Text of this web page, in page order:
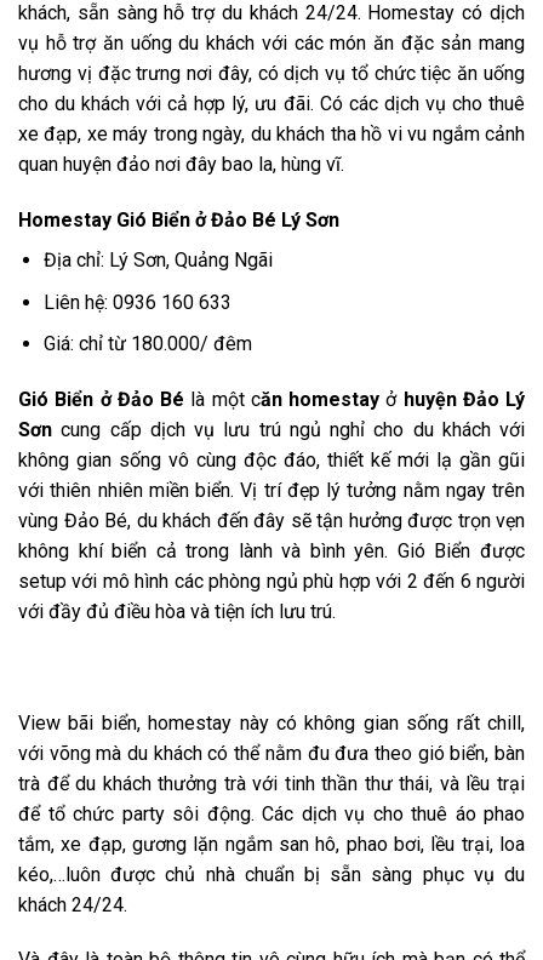
khách, sẵn sàng hỗ trợ du khách 24/24. Homestay có dịch
vụ hỗ trợ ăn uống du khách với các món ăn đặc sản mang
hương vị đặc trưng nơi đây, có dịch vụ tổ chức tiệc ăn uống
cho du khách với cả hợp lý, ưu đãi. Có các dịch vụ cho thuê
xe đạp, xe máy trong ngày, du khách tha hồ vi vu ngắm cảnh
quan huyện đảo nơi đây bao la, hùng vĩ.
Homestay Gió Biển ở Đảo Bé Lý Sơn
Địa chỉ: Lý Sơn, Quảng Ngãi
Liên hệ: 0936 160 633
Giá: chỉ từ 180.000/ đêm
Gió Biển ở Đảo Bé là một căn homestay ở huyện Đảo Lý
Sơn cung cấp dịch vụ lưu trú ngủ nghỉ cho du khách với
không gian sống vô cùng độc đáo, thiết kế mới lạ gần gũi
với thiên nhiên miền biển. Vị trí đẹp lý tưởng nằm ngay trên
vùng Đảo Bé, du khách đến đây sẽ tận hưởng được trọn vẹn
không khí biển cả trong lành và bình yên. Gió Biển được
setup với mô hình các phòng ngủ phù hợp với 2 đến 6 người
với đầy đủ điều hòa và tiện ích lưu trú.
View bãi biển, homestay này có không gian sống rất chill,
với võng mà du khách có thể nằm đu đưa theo gió biển, bàn
trà để du khách thưởng trà với tinh thần thư thái, và lều trại
để tổ chức party sôi động. Các dịch vụ cho thuê áo phao
tắm, xe đạp, gương lặn ngắm san hô, phao bơi, lều trại, loa
kéo,…luôn được chủ nhà chuẩn bị sẵn sàng phục vụ du
khách 24/24.